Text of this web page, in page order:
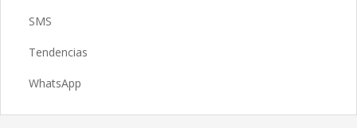
SMS
Tendencias
WhatsApp